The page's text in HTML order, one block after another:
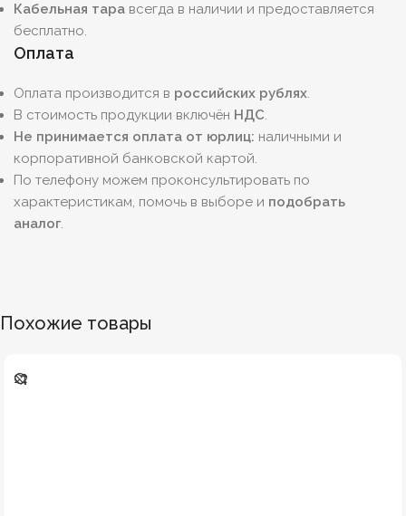
Кабельная тара всегда в наличии и предоставляется
бесплатно.
Оплата
Оплата производится в российских рублях.
В стоимость продукции включён НДС.
Не принимается оплата от юрлиц: наличными и
корпоративной банковской картой.
По телефону можем проконсультировать по
характеристикам, помочь в выборе и подобрать
аналог.
Похожие товары